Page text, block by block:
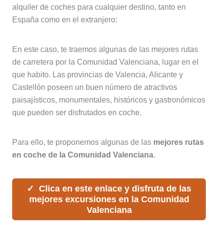
alquiler de coches para cualquier destino, tanto en
España como en el extranjero:
En este caso, te traemos algunas de las mejores rutas
de carretera por la Comunidad Valenciana, lugar en el
que habito. Las provincias de Valencia, Alicante y
Castellón poseen un buen número de atractivos
paisajísticos, monumentales, históricos y gastronómicos
que pueden ser disfrutados en coche.
Para ello, te proponemos algunas de las mejores rutas
en coche de la Comunidad Valenciana.
Clica en este enlace y disfruta de las
mejores excursiones en la Comunidad
Valenciana